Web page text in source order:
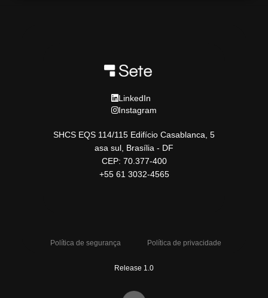
LinkedIn
Instagram
SHCS EQS 114/115 Edifício Casablanca, 5
asa sul, Brasília - DF
CEP: 70.377-400
+55 61 3032-4565
Política de segurança Política de privacidade
Release 1.0